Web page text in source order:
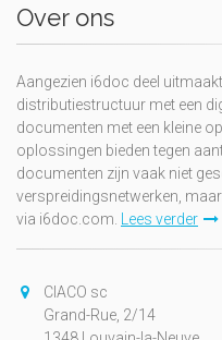
Over ons
Aangezien i6doc deel
distributiestructuur met een
documenten met een kleine
oplossingen bieden tegen
documenten zijn vaak niet
verspreidingsnetwerken,
via i6doc.com. Lees verder
CIACO sc
Grand-Rue, 2/14